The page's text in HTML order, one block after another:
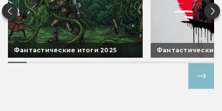
Фантастические итоги 2025 Фантастические